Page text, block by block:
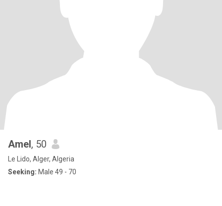
Amel, 50
Le Lido, Alger, Algeria
Seeking: Male 49 - 70